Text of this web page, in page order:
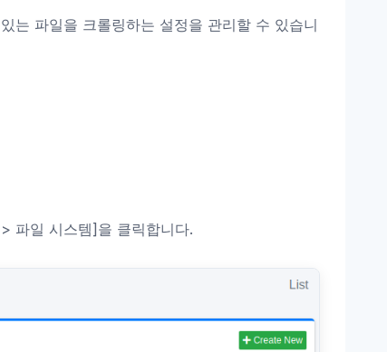
는 파일을 크롤링하는 설정을 관리할 수 있습니
파일 시스템]을 클릭합니다.